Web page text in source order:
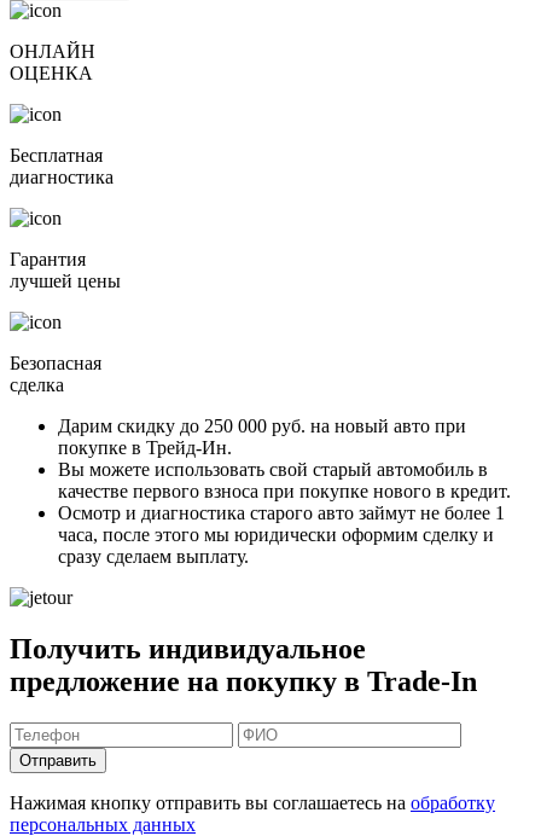
ОНЛАЙН
ОЦЕНКА
Бесплатная
диагностика
Гарантия
лучшей цены
Безопасная
сделка
Дарим скидку до 250 000 руб. на новый авто при
покупке в Трейд-Ин.
Вы можете использовать свой старый автомобиль в
качестве первого взноса при покупке нового в кредит.
Осмотр и диагностика старого авто займут не более 1
часа, после этого мы юридически оформим сделку и
сразу сделаем выплату.
Получить индивидуальное
предложение на покупку в Trade-In
Отправить
Нажимая кнопку отправить вы соглашаетесь на обработку
персональных данных